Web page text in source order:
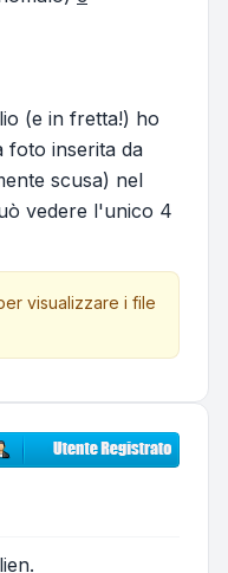
(e in fretta!) ho
foto inserita da
scusa) nel
vedere l'unico 4
visualizzare i file